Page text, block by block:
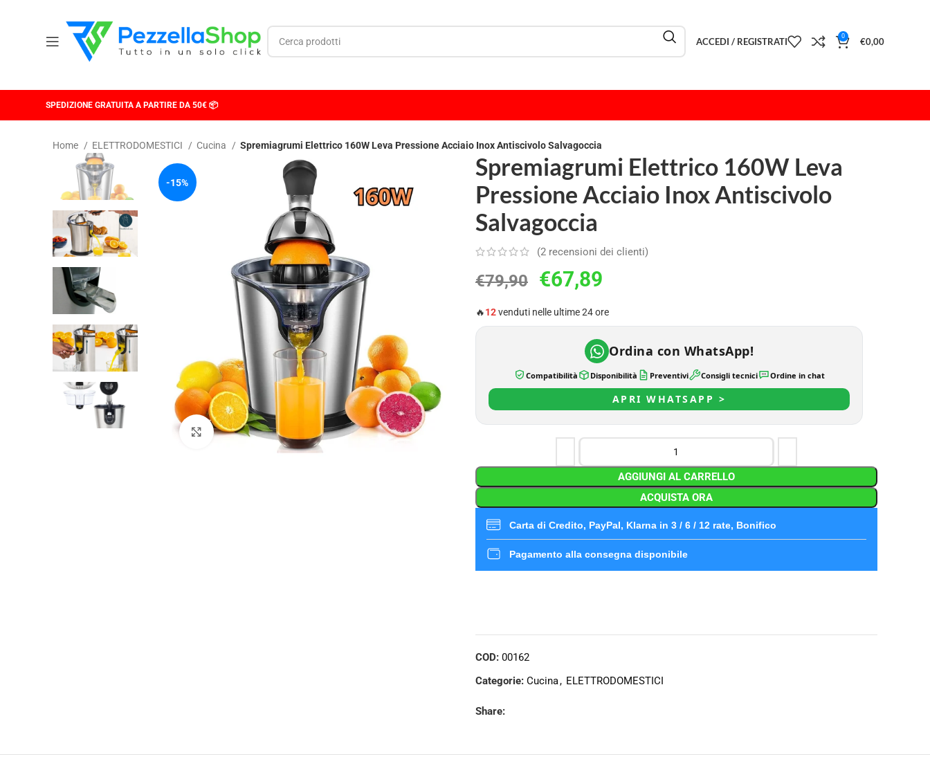
ACCEDI / REGISTRATI 0 €0,00
SPEDIZIONE GRATUITA A PARTIRE DA 50€ 📦
Home ELETTRODOMESTICI Cucina Spremiagrumi Elettrico 160W Leva Pressione Acciaio Inox Antiscivolo Salvagoccia
-15%
Clicca per ingrandire
Spremiagrumi Elettrico 160W Leva
Pressione Acciaio Inox Antiscivolo
Salvagoccia
(2 recensioni dei clienti)
€79,90 €67,89
🔥12venduti nelle ultime 24 ore
Ordina con WhatsApp!
Compatibilità Disponibilità Preventivi Consigli tecnici Ordine in chat
APRI WHATSAPP >
AGGIUNGI AL CARRELLO
ACQUISTA ORA
Carta di Credito, PayPal, Klarna in 3 / 6 / 12 rate, Bonifico
Pagamento alla consegna disponibile
COD: 00162
Categorie: Cucina, ELETTRODOMESTICI
Share: